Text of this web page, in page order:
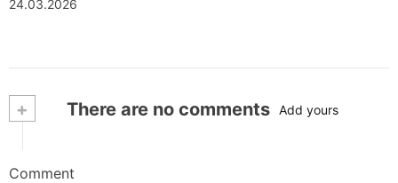
24.03.2026
+ There are no comments Add yours
Comment